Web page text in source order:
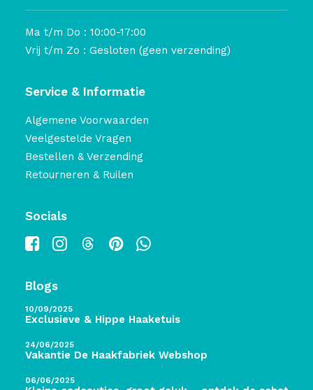
Ma t/m Do : 10:00-17:00
Vrij t/m Zo : Gesloten (geen verzending)
Service & Informatie
Algemene Voorwaarden
Veelgestelde Vragen
Bestellen & Verzending
Retourneren & Ruilen
Socials
Blogs
10/09/2025
Exclusieve & Hippe Haaketuis
24/06/2025
Vakantie De Haakfabriek Webshop
06/06/2025